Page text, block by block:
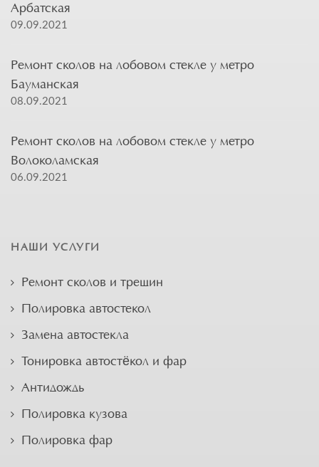
Арбатская
09.09.2021
Ремонт сколов на лобовом стекле у метро
Бауманская
08.09.2021
Ремонт сколов на лобовом стекле у метро
Волоколамская
06.09.2021
НАШИ УСЛУГИ
Ремонт сколов и трещин
Полировка автостекол
Замена автостекла
Тонировка автостёкол и фар
Антидождь
Полировка кузова
Полировка фар